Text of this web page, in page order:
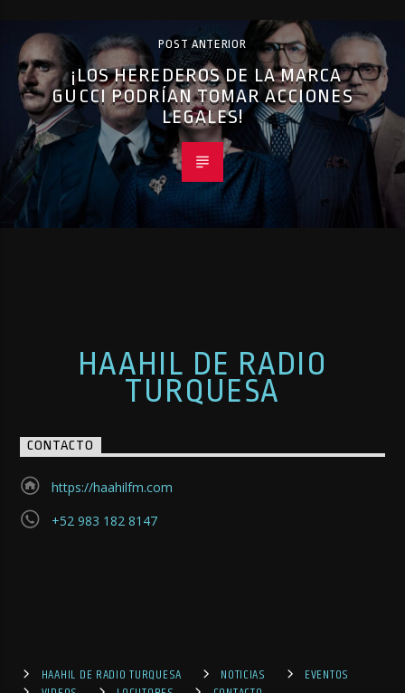
POST ANTERIOR
¡LOS HEREDEROS DE LA MARCA
GUCCI PODRÍAN TOMAR ACCIONES
LEGALES!
HAAHIL DE RADIO
TURQUESA
CONTACTO
https://haahilfm.com
+52 983 182 8147
HAAHIL DE RADIO TURQUESA NOTICIAS
EVENTOS